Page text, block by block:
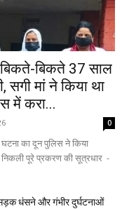
बिकते-बिकते 37 साल
मां ने किया था
में करा...
0
का दून पुलिस ने किया
निकली पूरे प्रकरण की सूत्रधार -
धंसने और गंभीर दुर्घटनाओं